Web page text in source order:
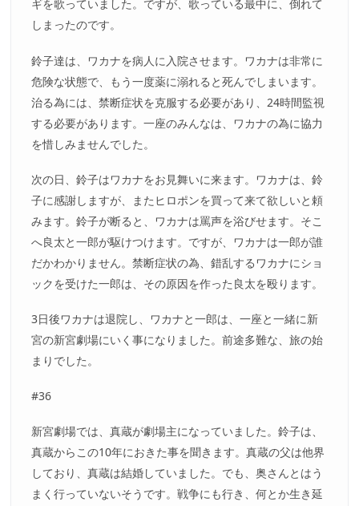
ギを歌っていました。ですが、歌っている最中に、倒れて
しまったのです。
鈴子達は、ワカナを病人に入院させます。ワカナは非常に
危険な状態で、もう一度薬に溺れると死んでしまいます。
治る為には、禁断症状を克服する必要があり、24時間監視
する必要があります。一座のみんなは、ワカナの為に協力
を惜しみませんでした。
次の日、鈴子はワカナをお見舞いに来ます。ワカナは、鈴
子に感謝しますが、またヒロポンを買って来て欲しいと頼
みます。鈴子が断ると、ワカナは罵声を浴びせます。そこ
へ良太と一郎が駆けつけます。ですが、ワカナは一郎が誰
だかわかりません。禁断症状の為、錯乱するワカナにショ
ックを受けた一郎は、その原因を作った良太を殴ります。
3日後ワカナは退院し、ワカナと一郎は、一座と一緒に新
宮の新宮劇場にいく事になりました。前途多難な、旅の始
まりでした。
#36
新宮劇場では、真蔵が劇場主になっていました。鈴子は、
真蔵からこの10年におきた事を聞きます。真蔵の父は他界
しており、真蔵は結婚していました。でも、奥さんとはう
まく行っていないそうです。戦争にも行き、何とか生き延